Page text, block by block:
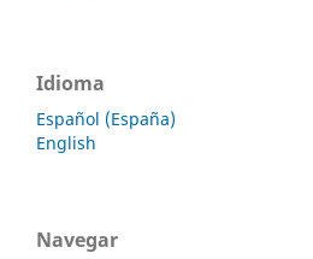
Idioma
Español (España)
English
Navegar